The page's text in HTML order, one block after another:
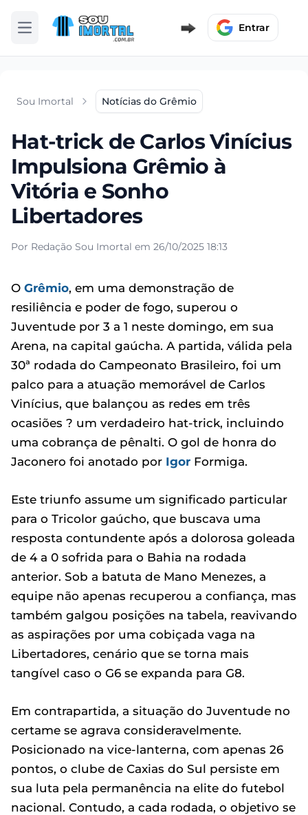
Abrir menu Entrar
Sou Imortal Notícias do Grêmio
Hat-trick de Carlos Vinícius
Impulsiona Grêmio à
Vitória e Sonho
Libertadores
Por Redação Sou Imortal em 26/10/2025 18:13
O Grêmio, em uma demonstração de
resiliência e poder de fogo, superou o
Juventude por 3 a 1 neste domingo, em sua
Arena, na capital gaúcha. A partida, válida pela
30ª rodada do Campeonato Brasileiro, foi um
palco para a atuação memorável de Carlos
Vinícius, que balançou as redes em três
ocasiões ? um verdadeiro hat-trick, incluindo
uma cobrança de pênalti. O gol de honra do
Jaconero foi anotado por Igor Formiga.
Este triunfo assume um significado particular
para o Tricolor gaúcho, que buscava uma
resposta contundente após a dolorosa goleada
de 4 a 0 sofrida para o Bahia na rodada
anterior. Sob a batuta de Mano Menezes, a
equipe não apenas recuperou a confiança, mas
também galgou posições na tabela, reavivando
as aspirações por uma cobiçada vaga na
Libertadores, cenário que se torna mais
tangível caso o G6 se expanda para G8.
Em contrapartida, a situação do Juventude no
certame se agrava consideravelmente.
Posicionado na vice-lanterna, com apenas 26
pontos, o clube de Caxias do Sul persiste em
sua luta pela permanência na elite do futebol
nacional. Contudo, a cada rodada, o objetivo se